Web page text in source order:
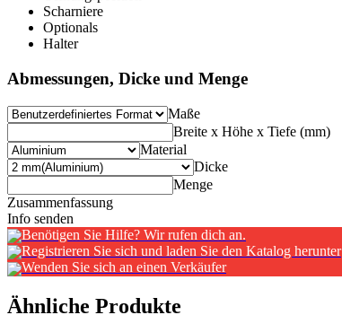
Scharniere
Optionals
Halter
Abmessungen, Dicke und Menge
Maße
Breite x Höhe x Tiefe (mm)
Material
Dicke
Menge
Zusammenfassung
Info senden
Benötigen Sie Hilfe? Wir rufen dich an.
Registrieren Sie sich und laden Sie den Katalog herunter
Wenden Sie sich an einen Verkäufer
Ähnliche Produkte